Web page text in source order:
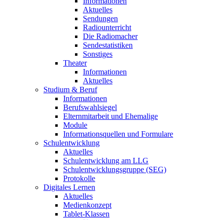
Aktuelles
Sendungen
Radiounterricht
Die Radiomacher
Sendestatistiken
Sonstiges
Theater
Informationen
Aktuelles
Studium & Beruf
Informationen
Berufswahlsiegel
Elternmitarbeit und Ehemalige
Module
Informationsquellen und Formulare
Schulentwicklung
Aktuelles
Schulentwicklung am LLG
Schulentwicklungsgruppe (SEG)
Protokolle
Digitales Lernen
Aktuelles
Medienkonzept
Tablet-Klassen